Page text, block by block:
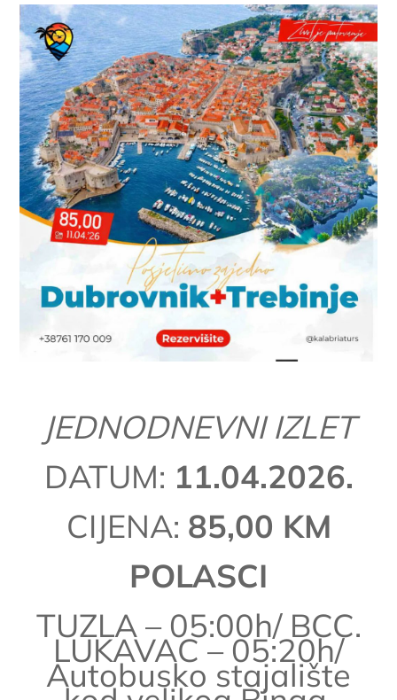
JEDNODNEVNI IZLET
DATUM: 11.04.2026.
CIJENA: 85,00 KM
POLASCI
TUZLA – 05:00h/ BCC.
LUKAVAC – 05:20h/
Autobusko stajalište